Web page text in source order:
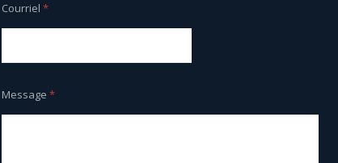
Courriel *
Message *